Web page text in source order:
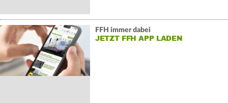
FFH immer dabei
JETZT FFH APP LADEN